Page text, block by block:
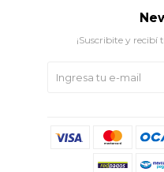
¡Suscribite y recibí